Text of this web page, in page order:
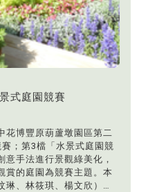
式庭園競賽
花博豐原葫蘆墩園區第二
；第3檔「水景式庭園競
意手法進行景觀綠美化，
賞的庭園為競賽主題。本
、林筱琪、楊文欣）參